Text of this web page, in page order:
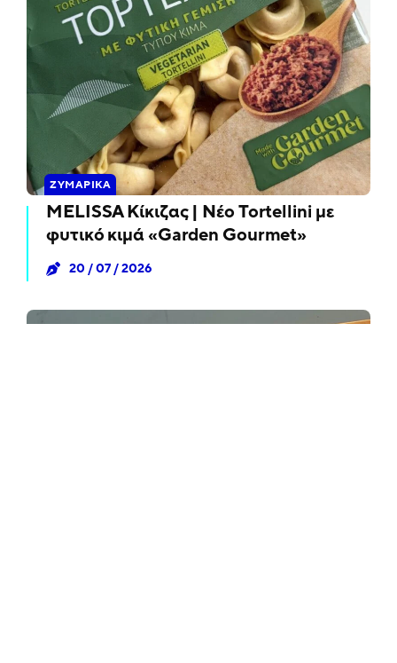
ΖΥΜΑΡΙΚΆ
MELISSA Κίκιζας | Νέο Tortellini με
φυτικό κιμά «Garden Gourmet»
20 / 07 / 2026